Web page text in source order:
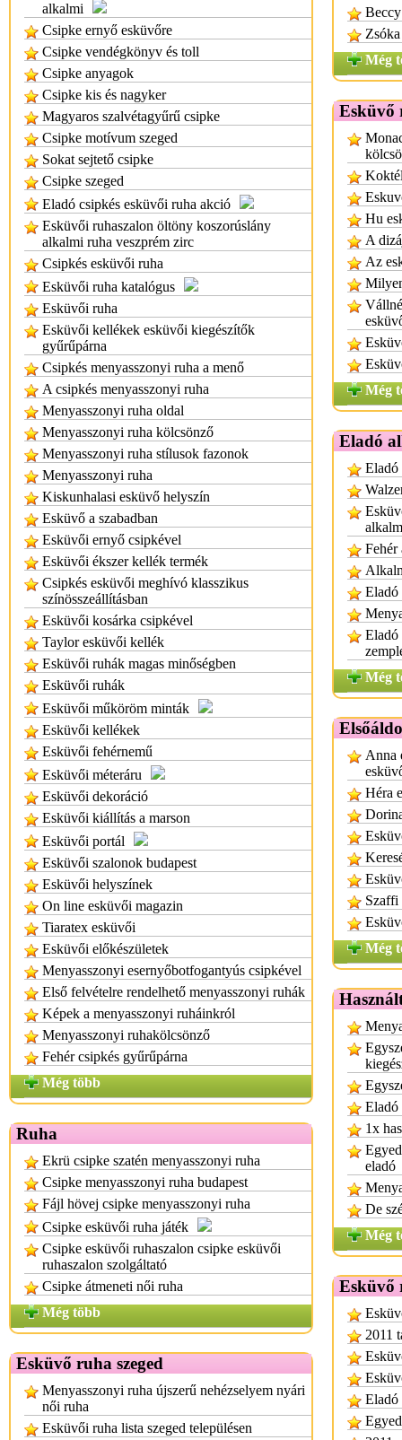
alkalmi
Csipke ernyő esküvőre
Csipke vendégkönyv és toll
Csipke anyagok
Csipke kis és nagyker
Magyaros szalvétagyűrű csipke
Csipke motívum szeged
Sokat sejtető csipke
Csipke szeged
Eladó csipkés esküvői ruha akció
Esküvői ruhaszalon öltöny koszorúslány
alkalmi ruha veszprém zirc
Csipkés esküvői ruha
Esküvői ruha katalógus
Esküvői ruha
Esküvői kellékek esküvői kiegészítők
gyűrűpárna
Csipkés menyasszonyi ruha a menő
A csipkés menyasszonyi ruha
Menyasszonyi ruha oldal
Menyasszonyi ruha kölcsönző
Menyasszonyi ruha stílusok fazonok
Menyasszonyi ruha
Kiskunhalasi esküvő helyszín
Esküvő a szabadban
Esküvői ernyő csipkével
Esküvői ékszer kellék termék
Csipkés esküvői meghívó klasszikus
színösszeállításban
Esküvői kosárka csipkével
Taylor esküvői kellék
Esküvői ruhák magas minőségben
Esküvői ruhák
Esküvői műköröm minták
Esküvői kellékek
Esküvői fehérnemű
Esküvői méteráru
Esküvői dekoráció
Esküvői kiállítás a marson
Esküvői portál
Esküvői szalonok budapest
Esküvői helyszínek
On line esküvői magazin
Tiaratex esküvői
Esküvői előkészületek
Menyasszonyi esernyőbotfogantyús csipkével
Első felvételre rendelhető menyasszonyi ruhák
Képek a menyasszonyi ruháinkról
Menyasszonyi ruhakölcsönző
Fehér csipkés gyűrűpárna
Még több
Ruha
Ekrü csipke szatén menyasszonyi ruha
Csipke menyasszonyi ruha budapest
Fájl hövej csipke menyasszonyi ruha
Csipke esküvői ruha játék
Csipke esküvői ruhaszalon csipke esküvői
ruhaszalon szolgáltató
Csipke átmeneti női ruha
Még több
Esküvő ruha szeged
Menyasszonyi ruha újszerű nehézselyem nyári
női ruha
Esküvői ruha lista szeged településen
Még
Esküvő
Hu
A
Az
Még
Eladó
Eladó
Fehér
Eladó
Eladó
Még
Anna
Héra
Szaffi
Még
Eladó
1x
eladó
De
Még
Esküvő
2011
Eladó